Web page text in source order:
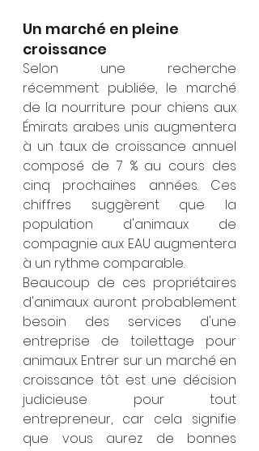
Un marché en pleine
croissance
Selon une recherche
récemment publiée, le marché
de la nourriture pour chiens aux
Émirats arabes unis augmentera
à un taux de croissance annuel
composé de 7 % au cours des
cinq prochaines années. Ces
chiffres suggèrent que la
population d'animaux de
compagnie aux EAU augmentera
à un rythme comparable.
Beaucoup de ces propriétaires
d'animaux auront probablement
besoin des services d'une
entreprise de toilettage pour
animaux. Entrer sur un marché en
croissance tôt est une décision
judicieuse pour tout
entrepreneur, car cela signifie
que vous aurez de bonnes